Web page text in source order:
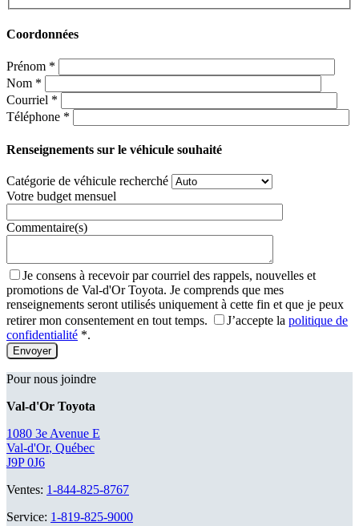
Coordonnées
Prénom *
Nom *
Courriel *
Téléphone *
Renseignements sur le véhicule souhaité
Catégorie de véhicule recherché
Votre budget mensuel
Commentaire(s)
Je consens à recevoir par courriel des rappels, nouvelles et
promotions de Val-d'Or Toyota. Je comprends que mes
renseignements seront utilisés uniquement à cette fin et que je peux
retirer mon consentement en tout temps.
J’accepte la politique de
confidentialité *.
Pour nous joindre
Val-d'Or Toyota
1080 3e Avenue E
Val-d'Or, Québec
J9P 0J6
Ventes: 1-844-825-8767
Service: 1-819-825-9000